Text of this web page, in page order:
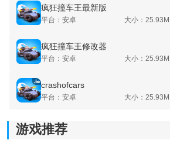
《疯狂撞车王》游戏亮点:
1.小时排行榜与苹果游戏中心的支持；
疯狂撞车王最新版
平台：安卓 大小：25.93M
疯狂撞车王修改器
平台：安卓 大小：25.93M
crashofcars
平台：安卓 大小：25.93M
游戏推荐